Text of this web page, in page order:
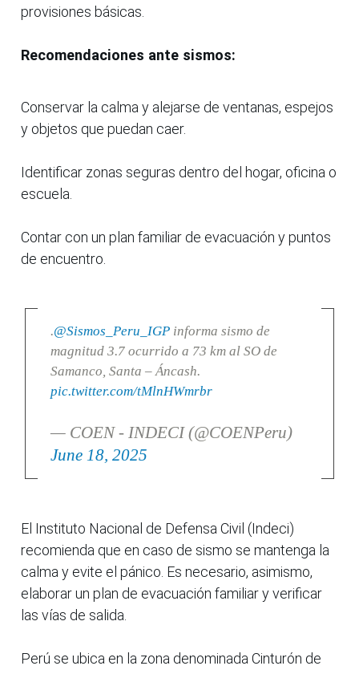
provisiones básicas.
Recomendaciones ante sismos:
Conservar la calma y alejarse de ventanas, espejos
y objetos que puedan caer.
Identificar zonas seguras dentro del hogar, oficina o
escuela.
Contar con un plan familiar de evacuación y puntos
de encuentro.
.@Sismos_Peru_IGPinforma sismo de
magnitud 3.7 ocurrido a 73 km al SO de
Samanco, Santa – Áncash.
pic.twitter.com/tMlnHWmrbr
— COEN - INDECI (@COENPeru)
June 18, 2025
El Instituto Nacional de Defensa Civil (Indeci)
recomienda que en caso de sismo se mantenga la
calma y evite el pánico. Es necesario, asimismo,
elaborar un plan de evacuación familiar y verificar
las vías de salida.
Perú se ubica en la zona denominada Cinturón de